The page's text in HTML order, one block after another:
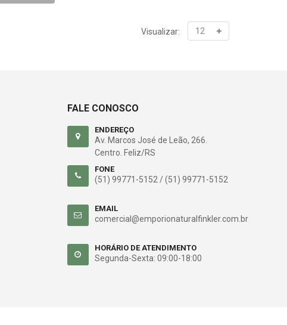
Visualizar:
FALE CONOSCO
ENDEREÇO
Av. Marcos José de Leão, 266.
Centro. Feliz/RS
FONE
(51) 99771-5152 /(51) 99771-5152
EMAIL
comercial@emporionaturalfinkler.com.br
HORÁRIO DE ATENDIMENTO
Segunda-Sexta: 09:00-18:00